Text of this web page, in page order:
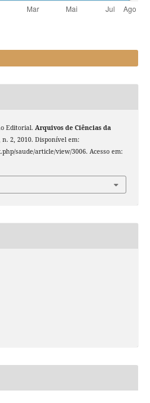
Editorial. Arquivos de Ciências da
n. 2, 2010. Disponível em:
saude/article/view/3006. Acesso em: